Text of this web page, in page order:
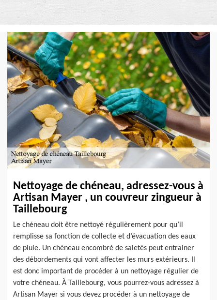
Nettoyage de chéneau, adressez-vous à
Artisan Mayer , un couvreur zingueur à
Taillebourg
Le chéneau doit être nettoyé régulièrement pour qu’il
remplisse sa fonction de collecte et d’évacuation des eaux
de pluie. Un chéneau encombré de saletés peut entrainer
des débordements qui vont affecter les murs extérieurs. Il
est donc important de procéder à un nettoyage régulier de
votre chéneau. À Taillebourg, vous pourrez-vous adressez à
Artisan Mayer si vous devez procéder à un nettoyage de